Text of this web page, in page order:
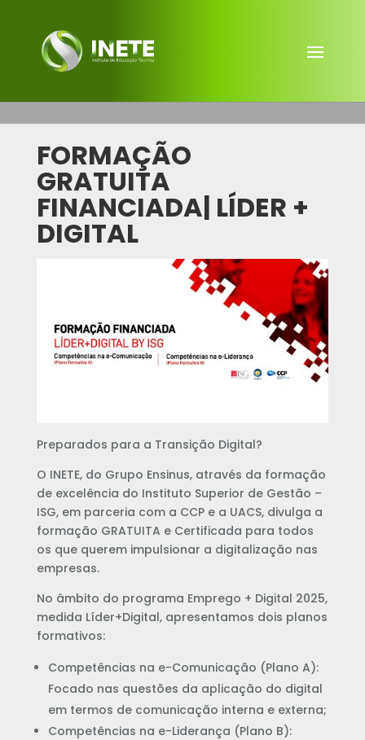
FORMAÇÃO
GRATUITA
FINANCIADA| LÍDER +
DIGITAL
Preparados para a Transição Digital?
O INETE, do Grupo Ensinus, através da formação
de excelência do Instituto Superior de Gestão –
ISG, em parceria com a CCP e a UACS, divulga a
formação GRATUITA e Certificada para todos
os que querem impulsionar a digitalização nas
empresas.
No âmbito do programa Emprego + Digital 2025,
medida Líder+Digital, apresentamos dois planos
formativos:
Competências na e-Comunicação (Plano A):
Focado nas questões da aplicação do digital
em termos de comunicação interna e externa;
Competências na e-Liderança (Plano B):